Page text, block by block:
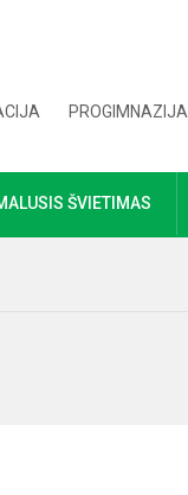
PROGIMNAZIJA
ŠVIETIMAS